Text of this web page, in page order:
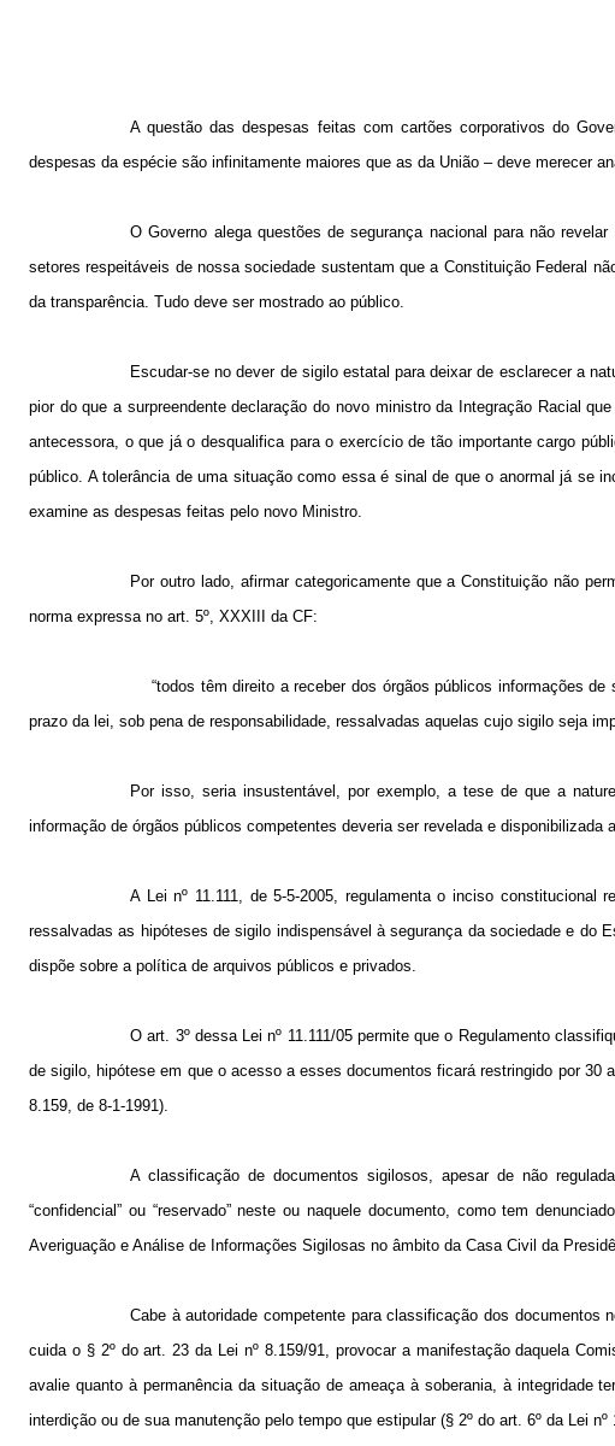
A questão das despesas feitas com cartões corporativos do
despesas da espécie são infinitamente maiores que as da União – deve merecer
O Governo alega questões de segurança nacional para não
setores respeitáveis de nossa sociedade sustentam que a Constituição Federal
da transparência. Tudo deve ser mostrado ao público.
Escudar-se no dever de sigilo estatal para deixar de esclarecer a
pior do que a surpreendente declaração do novo ministro da Integração Racial
antecessora, o que já o desqualifica para o exercício de tão importante cargo
público. A tolerância de uma situação como essa é sinal de que o anormal já se
examine as despesas feitas pelo novo Ministro.
Por outro lado, afirmar categoricamente que a Constituição não
norma expressa no art. 5º, XXXIII da CF:
“todos têm direito a receber dos órgãos públicos informações
prazo da lei, sob pena de responsabilidade, ressalvadas aquelas cujo sigilo seja
Por isso, seria insustentável, por exemplo, a tese de que a
informação de órgãos públicos competentes deveria ser revelada e disponibilizada
A Lei nº 11.111, de 5-5-2005, regulamenta o inciso constitucional
ressalvadas as hipóteses de sigilo indispensável à segurança da sociedade e do
dispõe sobre a política de arquivos públicos e privados.
O art. 3º dessa Lei nº 11.111/05 permite que o Regulamento
de sigilo, hipótese em que o acesso a esses documentos ficará restringido por 30
8.159, de 8-1-1991).
A classificação de documentos sigilosos, apesar de não
“confidencial” ou “reservado” neste ou naquele documento, como tem
Averiguação e Análise de Informações Sigilosas no âmbito da Casa Civil da
Cabe à autoridade competente para classificação dos
cuida o § 2º do art. 23 da Lei nº 8.159/91, provocar a manifestação daquela
avalie quanto à permanência da situação de ameaça à soberania, à integridade
interdição ou de sua manutenção pelo tempo que estipular (§ 2º do art. 6º da Lei nº